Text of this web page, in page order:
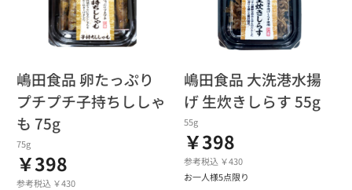
嶋田食品 卵たっぷり
プチプチ子持ちししゃ
も 75g
75g
￥398
参考税込 ￥430
嶋田食品 大洗港水揚
げ 生炊きしらす 55g
55g
￥398
参考税込 ￥430
お一人様5点限り